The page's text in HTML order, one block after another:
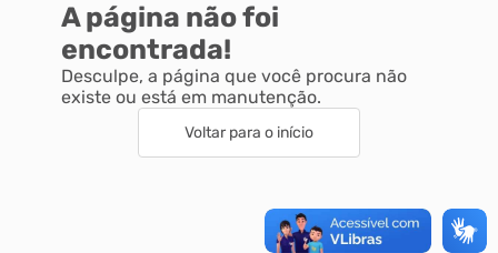
A página não foi
encontrada!
Desculpe, a página que você procura não
existe ou está em manutenção.
Voltar para o início